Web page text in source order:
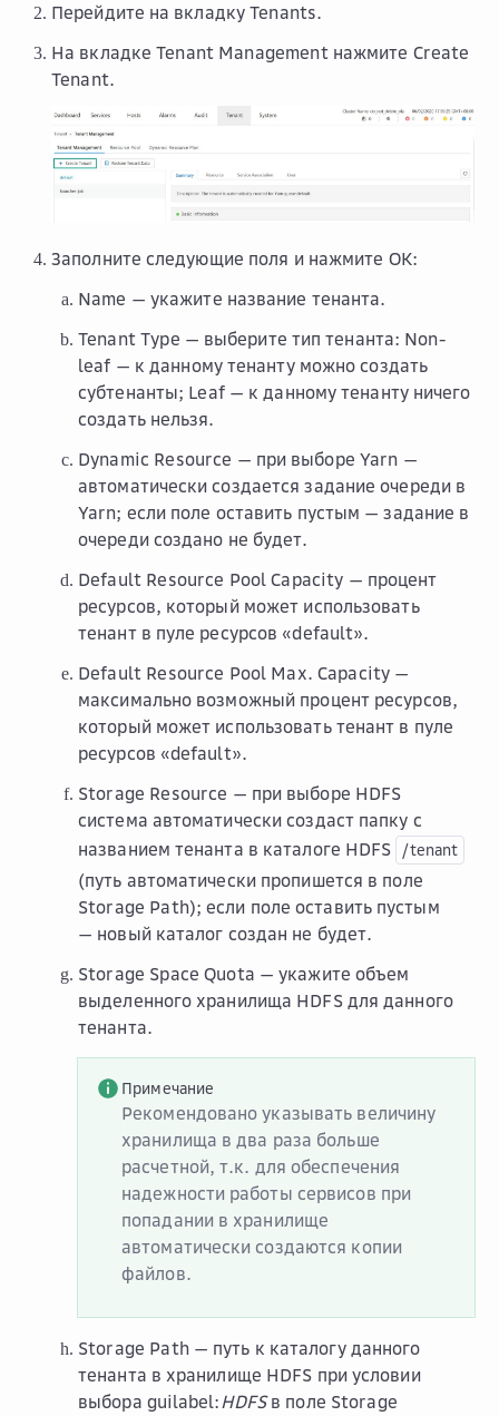
Перейдите на вкладкуTenants.
На вкладкеTenant Managementнажмите Create
Tenant.
Заполните следующие поля и нажмите OK:
Name — укажите название тенанта.
Tenant Type — выберите тип тенанта: Non-
leaf — к данному тенанту можно создать
субтенанты; Leaf— к данному тенанту ничего
создать нельзя.
Dynamic Resource — при выборе Yarn —
автоматически создается задание очереди в
Yarn; если поле оставить пустым — задание в
очереди создано не будет.
Default Resource Pool Capacity — процент
ресурсов, который может использовать
тенант в пуле ресурсов «default».
Default Resource Pool Max. Capacity —
максимально возможный процент ресурсов,
который может использовать тенант в пуле
ресурсов «default».
Storage Resource — при выборе HDFS
система автоматически создаст папку с
названием тенанта в каталоге HDFS
/tenant
(путь автоматически пропишется в поле
Storage Path); если поле оставить пустым
— новый каталог создан не будет.
Storage Space Quota — укажите объем
выделенного хранилища HDFS для данного
тенанта.
Примечание
Рекомендовано указывать величину
хранилища в два раза больше
расчетной, т.к. для обеспечения
надежности работы сервисов при
попадании в хранилище
автоматически создаются копии
файлов.
Storage Path— путь к каталогу данного
тенанта в хранилище HDFS при условии
выбора guilabel: HDFSв поле Storage